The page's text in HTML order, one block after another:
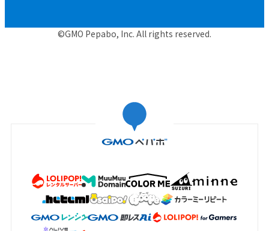
©GMO Pepabo, Inc. All rights reserved.